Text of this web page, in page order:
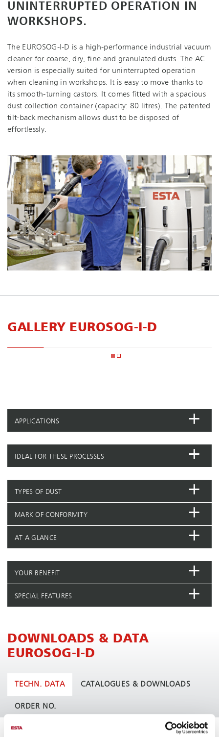
UNINTERRUPTED OPERATION IN
WORKSHOPS.
The EUROSOG-I-D is a high-per­for­mance industrial vacuum
cleaner for coarse, dry, fine and granulated dusts. The AC
version is especially suited for uninterrupted operation
when cleaning in workshops. It is easy to move thanks to
its smooth-turning castors. It comes fitted with a spacious
dust collection container (capacity: 80 litres). The patented
tilt-back mechanism allows dust to be disposed of
effortlessly.
GALLERY EUROSOG-I-D
APPLICATIONS
IDEAL FOR THESE PROCESSES
TYPES OF DUST
MARK OF CONFORMITY
AT A GLANCE
YOUR BENEFIT
SPECIAL FEATURES
DOWNLOADS & DATA
EUROSOG-I-D
TECHN. DATA CATALOGUES & DOWNLOADS
ORDER NO.